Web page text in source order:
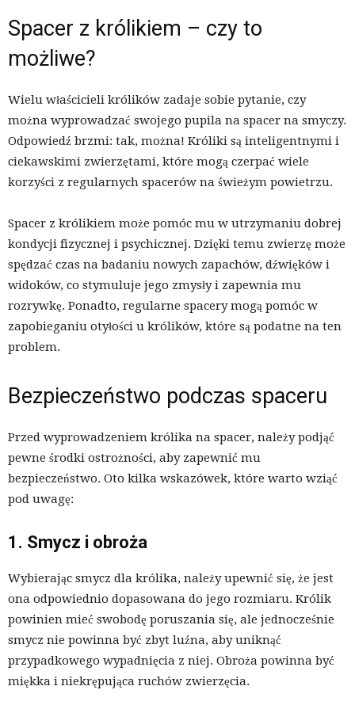
Spacer z królikiem – czy to
możliwe?
Wielu właścicieli królików zadaje sobie pytanie, czy
można wyprowadzać swojego pupila na spacer na smyczy.
Odpowiedź brzmi: tak, można! Króliki są inteligentnymi i
ciekawskimi zwierzętami, które mogą czerpać wiele
korzyści z regularnych spacerów na świeżym powietrzu.
Spacer z królikiem może pomóc mu w utrzymaniu dobrej
kondycji fizycznej i psychicznej. Dzięki temu zwierzę może
spędzać czas na badaniu nowych zapachów, dźwięków i
widoków, co stymuluje jego zmysły i zapewnia mu
rozrywkę. Ponadto, regularne spacery mogą pomóc w
zapobieganiu otyłości u królików, które są podatne na ten
problem.
Bezpieczeństwo podczas spaceru
Przed wyprowadzeniem królika na spacer, należy podjąć
pewne środki ostrożności, aby zapewnić mu
bezpieczeństwo. Oto kilka wskazówek, które warto wziąć
pod uwagę:
1. Smycz i obroża
Wybierając smycz dla królika, należy upewnić się, że jest
ona odpowiednio dopasowana do jego rozmiaru. Królik
powinien mieć swobodę poruszania się, ale jednocześnie
smycz nie powinna być zbyt luźna, aby uniknąć
przypadkowego wypadnięcia z niej. Obroża powinna być
miękka i niekrępująca ruchów zwierzęcia.